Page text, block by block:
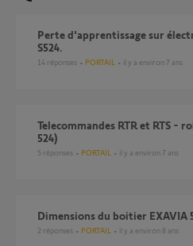
Perte d'apprentissage sur électronique boitier vérin RTR
S524.
14 réponses PORTAIL il y a environ 7 ans
telecommandes RTR et RTS - rolling code (portail PASSEO
524)
5 réponses PORTAIL il y a environ 7 ans
Dimensions du boitier EXAVIA
2 réponses PORTAIL il y a environ 8 ans